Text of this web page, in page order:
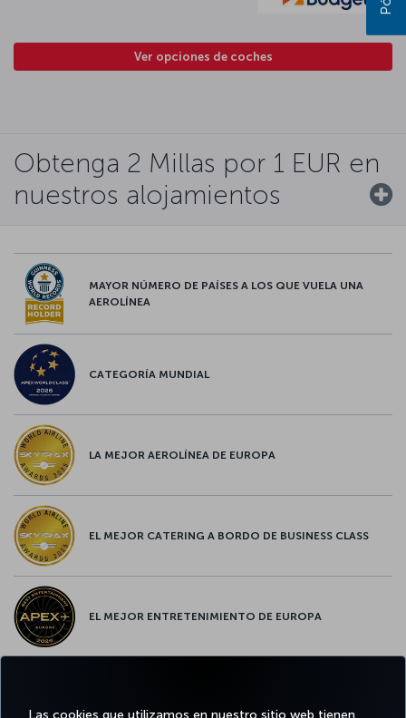
Las cookies que utilizamos en nuestro sitio web tienen
Ver opciones de coches
Obtenga 2 Millas por 1 EUR en
nuestros alojamientos
MAYOR NÚMERO DE PAÍSES A LOS QUE VUELA UNA
AEROLÍNEA
CATEGORÍA MUNDIAL
LA MEJOR AEROLÍNEA DE EUROPA
EL MEJOR CATERING A BORDO DE BUSINESS CLASS
EL MEJOR ENTRETENIMIENTO DE EUROPA